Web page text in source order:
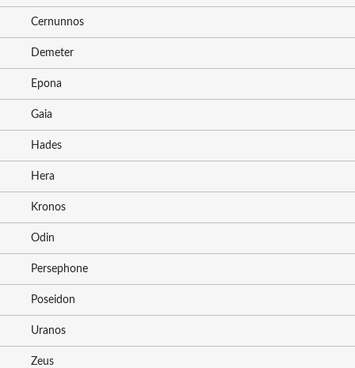
Cernunnos
Demeter
Epona
Gaia
Hades
Hera
Kronos
Odin
Persephone
Poseidon
Uranos
Zeus